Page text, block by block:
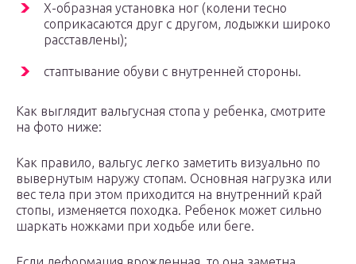
Х-образная установка ног (колени тесно
соприкасаются друг с другом, лодыжки широко
расставлены);
стаптывание обуви с внутренней стороны.
Как выглядит вальгусная стопа у ребенка, смотрите
на фото ниже:
Как правило, вальгус легко заметить визуально по
вывернутым наружу стопам. Основная нагрузка или
вес тела при этом приходится на внутренний край
стопы, изменяется походка. Ребенок может сильно
шаркать ножками при ходьбе или беге.